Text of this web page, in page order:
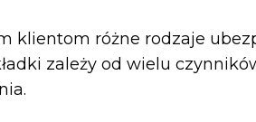
klientom różne rodzaje
zależy od wielu